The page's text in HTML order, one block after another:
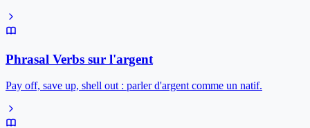
Phrasal Verbs sur l'argent
Pay off, save up, shell out : parler d'argent comme un natif.